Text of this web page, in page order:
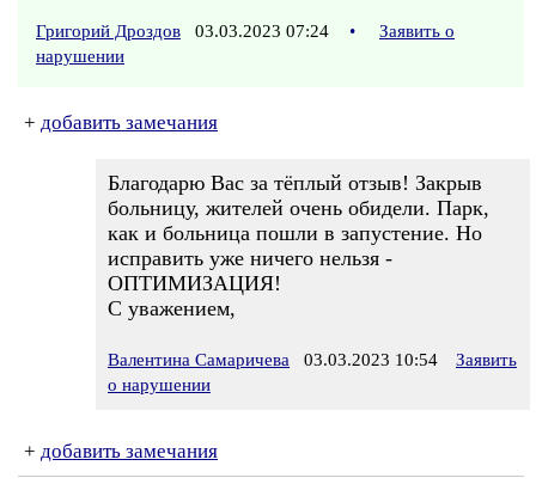
Григорий Дроздов 03.03.2023 07:24 •
Заявить о
нарушении
+ добавить замечания
Благодарю Вас за тёплый отзыв! Закрыв
больницу, жителей очень обидели. Парк,
как и больница пошли в запустение. Но
исправить уже ничего нельзя -
ОПТИМИЗАЦИЯ!
С уважением,
Валентина Самаричева 03.03.2023 10:54
Заявить
о нарушении
+ добавить замечания